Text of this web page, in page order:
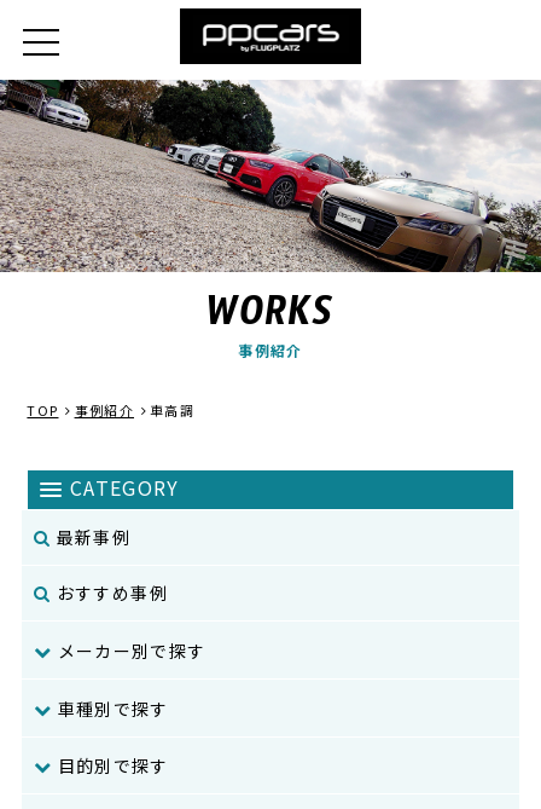
WORKS
事例紹介
TOP 事例紹介 車高調
最新事例
おすすめ事例
メーカー別で探す
車種別で探す
目的別で探す